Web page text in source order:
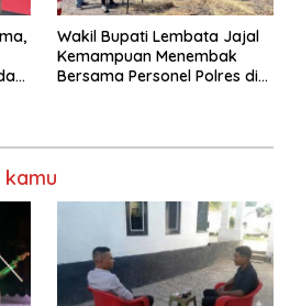
Wakil Bupati Lembata Jajal
Kemampuan Menembak
Bersama Personel Polres di